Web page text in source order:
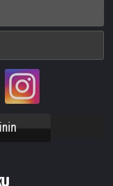
Bir
Haber
Instagram